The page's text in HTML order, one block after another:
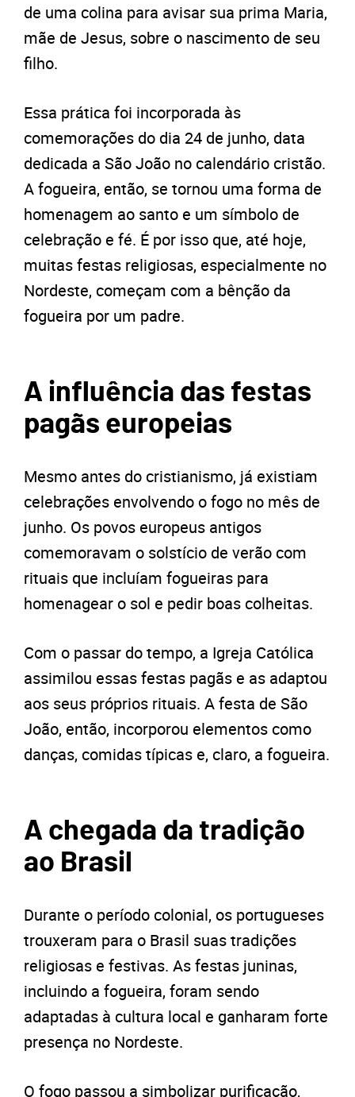
de uma colina para avisar sua prima Maria,
mãe de Jesus, sobre o nascimento de seu
filho.
Essa prática foi incorporada às
comemorações do dia 24 de junho, data
dedicada a São João no calendário cristão.
A fogueira, então, se tornou uma forma de
homenagem ao santo e um símbolo de
celebração e fé. É por isso que, até hoje,
muitas festas religiosas, especialmente no
Nordeste, começam com a bênção da
fogueira por um padre.
A influência das festas
pagãs europeias
Mesmo antes do cristianismo, já existiam
celebrações envolvendo o fogo no mês de
junho. Os povos europeus antigos
comemoravam o solstício de verão com
rituais que incluíam fogueiras para
homenagear o sol e pedir boas colheitas.
Com o passar do tempo, a Igreja Católica
assimilou essas festas pagãs e as adaptou
aos seus próprios rituais. A festa de São
João, então, incorporou elementos como
danças, comidas típicas e, claro, a fogueira.
A chegada da tradição
ao Brasil
Durante o período colonial, os portugueses
trouxeram para o Brasil suas tradições
religiosas e festivas. As festas juninas,
incluindo a fogueira, foram sendo
adaptadas à cultura local e ganharam forte
presença no Nordeste.
O fogo passou a simbolizar purificação,